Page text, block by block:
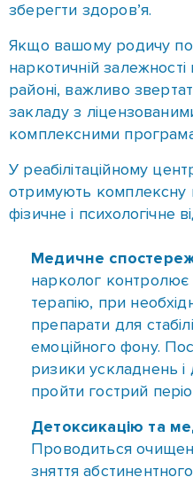
комплексними
У реабілітаційному
отримують комплексну
фізичне і психологічне
Медичне
терапію, при
препарати для
емоційного фону.
пройти гострий
Детоксикацію та
Проводиться
зняття
тяги до речовин.
індивідуально з
Психологічну та
допомогу. Фахівці